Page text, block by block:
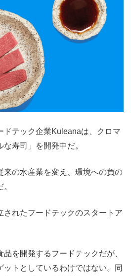
ドテック企業Kuleanaは、クロマ
寿司」を開発中だ。
来の水産業を変え、環境への負の
されたフードテックのスタートア
を開発するフードテックだが、
トとしているわけではない。同